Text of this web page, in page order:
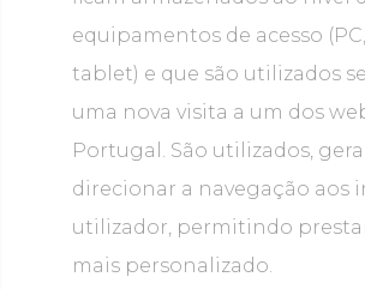
equipamentos de acesso
tablet) e que são utilizados
uma nova visita a um dos
Portugal. São utilizados,
direcionar a navegação aos
utilizador, permitindo
mais personalizado.